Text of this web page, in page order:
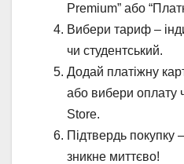
Premium” або
Вибери тариф –
чи студентський.
Додай платіжну
або вибери оплату
Store.
Підтвердь покупку
зникне миттєво!